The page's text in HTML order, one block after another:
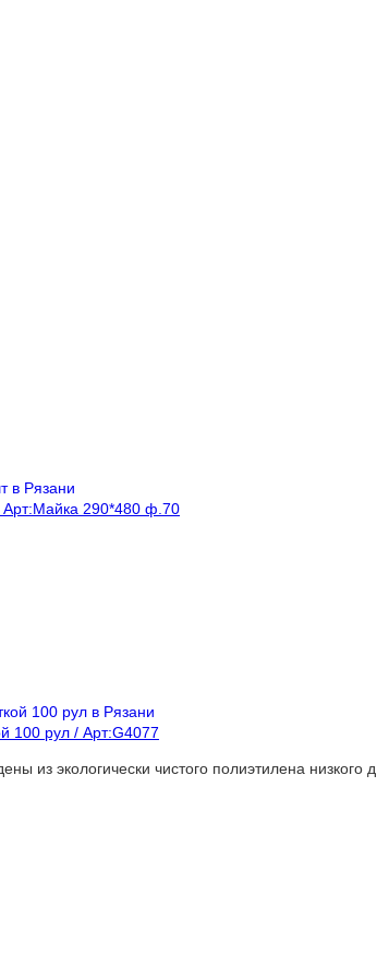
290*480 ф.70
100 рул / Арт:G4077
из экологически чистого полиэтилена низкого д..